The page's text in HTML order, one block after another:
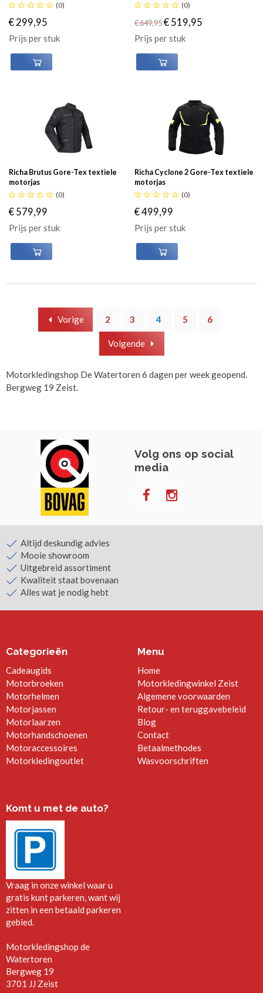
     (0)
€ 299,95
Prijs per stuk
     (0)
€ 649,95€ 519,95
Prijs per stuk
Richa Brutus Gore-Tex textiele
motorjas
     (0)
€ 579,99
Prijs per stuk
Richa Cyclone 2 Gore-Tex textiele
motorjas
     (0)
€ 499,99
Prijs per stuk
Vorige 2 3 4 5 6
Volgende
Motorkledingshop De Watertoren 6 dagen per week geopend.
Bergweg 19 Zeist.
Volg ons op social
media
Altijd deskundig advies
Mooie showroom
Uitgebreid assortiment
Kwaliteit staat bovenaan
Alles wat je nodig hebt
Categorieën
Cadeaugids
Motorbroeken
Motorhelmen
Motorjassen
Motorlaarzen
Motorhandschoenen
Motoraccessoires
Motorkledingoutlet
Menu
Home
Motorkledingwinkel Zeist
Algemene voorwaarden
Retour- en teruggavebeleid
Blog
Contact
Betaalmethodes
Wasvoorschriften
Komt u met de auto?
Vraag in onze winkel waar u
gratis kunt parkeren, want wij
zitten in een betaald parkeren
gebied.
Motorkledingshop de
Watertoren
Bergweg 19
3701 JJ Zeist